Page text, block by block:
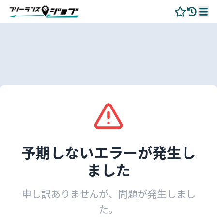
予期しないエラーが発生し
ました
申し訳ありませんが、問題が発生しまし
た。